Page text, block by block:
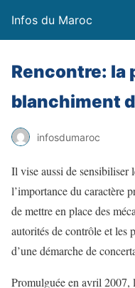
Infos du Maroc
Rencontre: la
blanchiment
infosdumaroc
Il vise aussi de sensibiliser
l’importance du caractère
de mettre en place des
autorités de contrôle et les
d’une démarche de
Promulguée en avril